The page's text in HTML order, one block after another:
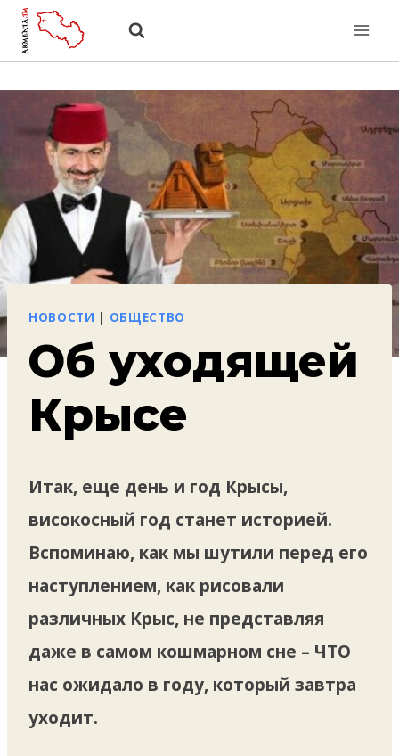
Перейти
НОВОСТИ ОБЩЕСТВО
Об уходящей
Крысе
Итак, еще день и год Крысы,
високосный год станет историей.
Вспоминаю, как мы шутили перед его
наступлением, как рисовали
различных Крыс, не представляя
даже в самом кошмарном сне – ЧТО
нас ожидало в году, который завтра
уходит.